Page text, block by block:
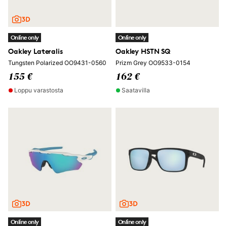
Online only
Oakley Lateralis
Tungsten Polarized OO9431-0560
155 €
Loppu varastosta
Online only
Oakley HSTN SQ
Prizm Grey OO9533-0154
162 €
Saatavilla
Online only Online only